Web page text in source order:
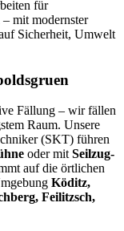
für
mit modernster
Sicherheit, Umwelt
Fällung – wir fällen
Raum. Unsere
(SKT) führen
oder mit Seilzug-
auf die örtlichen
Köditz,
Feilitzsch,